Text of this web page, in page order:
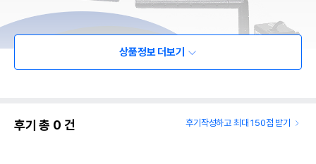
상품정보 더보기
후기 총 0 건 후기작성하고 최대 150점 받기